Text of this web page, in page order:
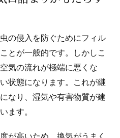
の侵入を防ぐためにフィル
とが一般的です。しかしこ
気の流れが極端に悪くな
状態になります。これが継
なり、湿気や有害物質が建
ます。